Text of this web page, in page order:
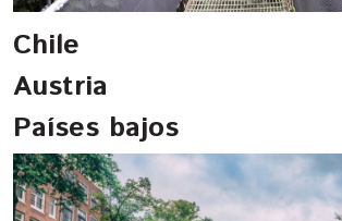
Chile
Austria
Países bajos